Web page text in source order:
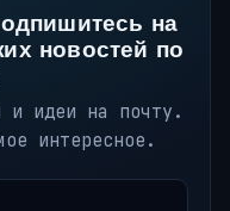
на
новостей по
и идеи на почту.
интересное.